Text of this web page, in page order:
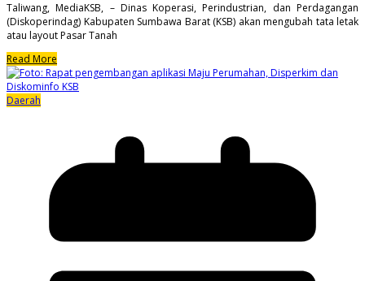
Taliwang, MediaKSB, – Dinas Koperasi, Perindustrian, dan Perdagangan
(Diskoperindag) Kabupaten Sumbawa Barat (KSB) akan mengubah tata letak
atau layout Pasar Tanah
Read More
Daerah